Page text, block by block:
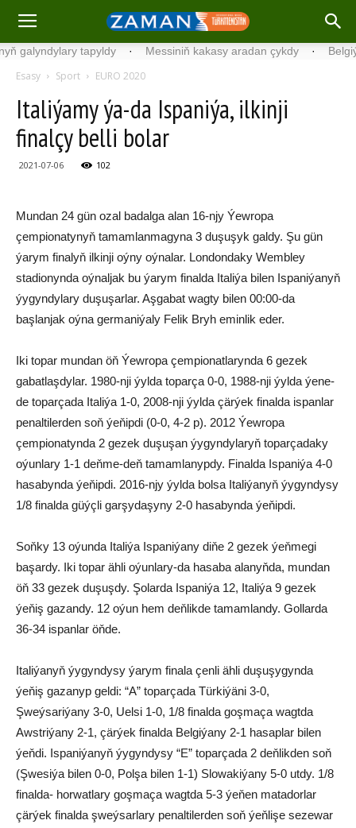
tapyldy · Messiniň kakasy aradan çykdy · Belgiýada
Esasy Sport EURO 2020
Italiýamy ýa-da Ispaniýa, ilkinji
finalçy belli bolar
2021-07-06 102
Mundan 24 gün ozal badalga alan 16-njy Ýewropa
çempionatynyň tamamlanmagyna 3 duşuşyk galdy. Şu gün
ýarym finalyň ilkinji oýny oýnalar. Londondaky Wembley
stadionynda oýnaljak bu ýarym finalda Italiýa bilen Ispaniýanyň
ýygyndylary duşuşarlar. Aşgabat wagty bilen 00:00-da
başlanjak oýna germaniýaly Felik Bryh eminlik eder.
Iki topar mundan öň Ýewropa çempionatlarynda 6 gezek
gabatlaşdylar. 1980-nji ýylda toparça 0-0, 1988-nji ýylda ýene-
de toparçada Italiýa 1-0, 2008-nji ýylda çärýek finalda ispanlar
penaltilerden soň ýeňipdi (0-0, 4-2 p). 2012 Ýewropa
çempionatynda 2 gezek duşuşan ýygyndylaryň toparçadaky
oýunlary 1-1 deňme-deň tamamlanypdy. Finalda Ispaniýa 4-0
hasabynda ýeňipdi. 2016-njy ýylda bolsa Italiýanyň ýygyndysy
1/8 finalda güýçli garşydaşyny 2-0 hasabynda ýeňipdi.
Soňky 13 oýunda Italiýa Ispaniýany diňe 2 gezek ýeňmegi
başardy. Iki topar ähli oýunlary-da hasaba alanyňda, mundan
öň 33 gezek duşuşdy. Şolarda Ispaniýa 12, Italiýa 9 gezek
ýeňiş gazandy. 12 oýun hem deňlikde tamamlandy. Gollarda
36-34 ispanlar öňde.
Italiýanyň ýygyndysy ýarym finala çenli ähli duşuşygynda
ýeňiş gazanyp geldi: “A” toparçada Türkiýäni 3-0,
Şweýsariýany 3-0, Uelsi 1-0, 1/8 finalda goşmaça wagtda
Awstriýany 2-1, çärýek finalda Belgiýany 2-1 hasaplar bilen
ýeňdi. Ispaniýanyň ýygyndysy “E” toparçada 2 deňlikden soň
(Şwesiýa bilen 0-0, Polşa bilen 1-1) Slowakiýany 5-0 utdy. 1/8
finalda- horwatlary goşmaça wagtda 5-3 ýeňen matadorlar
çärýek finalda şweýsarlary penaltilerden soň ýeňlişe sezewar